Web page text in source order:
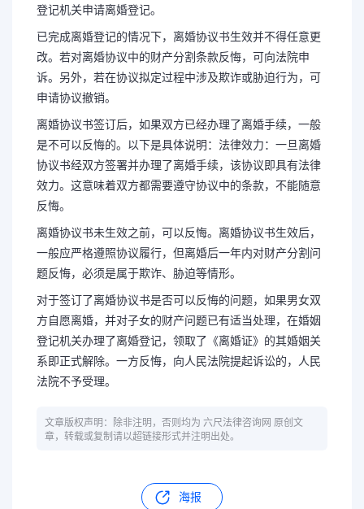
登记机关申请离婚登记。
已完成离婚登记的情况下，离婚协议书生效并不得任意更
改。若对离婚协议中的财产分割条款反悔，可向法院申
诉。另外，若在协议拟定过程中涉及欺诈或胁迫行为，可
申请协议撤销。
离婚协议书签订后，如果双方已经办理了离婚手续，一般
是不可以反悔的。以下是具体说明：法律效力：一旦离婚
协议书经双方签署并办理了离婚手续，该协议即具有法律
效力。这意味着双方都需要遵守协议中的条款，不能随意
反悔。
离婚协议书未生效之前，可以反悔。离婚协议书生效后，
一般应严格遵照协议履行，但离婚后一年内对财产分割问
题反悔，必须是属于欺诈、胁迫等情形。
对于签订了离婚协议书是否可以反悔的问题，如果男女双
方自愿离婚，并对子女的财产问题已有适当处理，在婚姻
登记机关办理了离婚登记，领取了《离婚证》的其婚姻关
系即正式解除。一方反悔，向人民法院提起诉讼的，人民
法院不予受理。
文章版权声明：除非注明，否则均为 六尺法律咨询网 原创文
章，转载或复制请以超链接形式并注明出处。
海报